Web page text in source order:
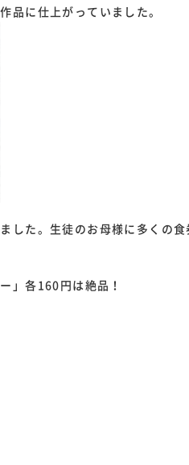
品に仕上がっていました。
した。生徒のお母様に多くの
」各160円は絶品！